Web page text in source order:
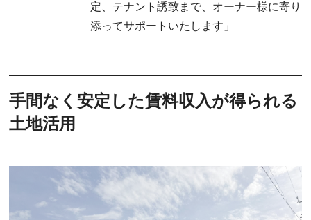
定、テナント誘致まで、オーナー様に寄り
添ってサポートいたします」
手間なく安定した賃料収入が得られる
土地活用